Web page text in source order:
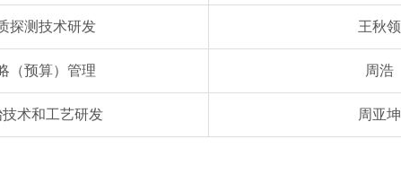
探测技术研发 王秋领
（预算）管理 周浩
术和工艺研发 周亚坤